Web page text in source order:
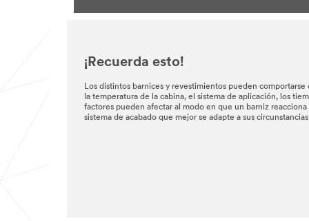
¡Recuerda esto!
Los distintos barnices y revestimientos pueden
la temperatura de la cabina, el sistema de aplicación, los
factores pueden afectar al modo en que un barniz
sistema de acabado que mejor se adapte a sus